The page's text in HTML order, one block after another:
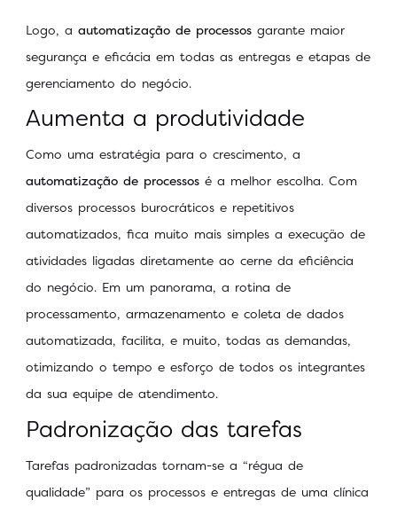
Logo, a automatização de processos garante maior
segurança e eficácia em todas as entregas e etapas de
gerenciamento do negócio.
Aumenta a produtividade
Como uma estratégia para o crescimento, a
automatização de processos é a melhor escolha. Com
diversos processos burocráticos e repetitivos
automatizados, fica muito mais simples a execução de
atividades ligadas diretamente ao cerne da eficiência
do negócio. Em um panorama, a rotina de
processamento, armazenamento e coleta de dados
automatizada, facilita, e muito, todas as demandas,
otimizando o tempo e esforço de todos os integrantes
da sua equipe de atendimento.
Padronização das tarefas
Tarefas padronizadas tornam-se a “régua de
qualidade” para os processos e entregas de uma clínica